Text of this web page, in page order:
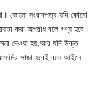
কোনো সংবাদপত্র যদি কোনো
করা অপরাধ বলে গণ্য হবে।
দেওয়া হয়,আর যদি উক্ত
সাজা হবেই বলে আইনে